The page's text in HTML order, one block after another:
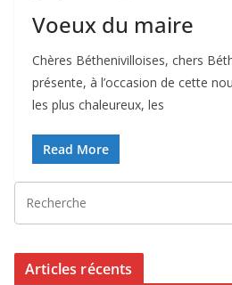
Voeux du maire
Chères Béthenivilloises, chers
présente, à l’occasion de cette
les plus chaleureux, les
Read More
Articles récents